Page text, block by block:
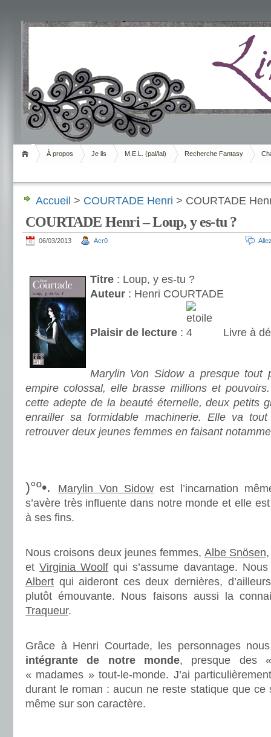
Livrement
À propos Je lis M.E.L. (pal/lal) Recherche Fantasy
Accueil > COURTADE Henri > COURTADE
COURTADE Henri – Loup, y es-tu ?
06/03/2013 Acr0
Titre : Loup, y es-tu ?
Auteur : Henri COURTADE
Plaisir de lecture :
Livre à
Marylin Von Sidow a presque tout
empire colossal, elle brasse millions et
cette adepte de la beauté éternelle, deux petits
enrailler sa formidable machinerie. Elle va
retrouver deux jeunes femmes en faisant
)°º•. Marylin Von Sidow est l’incarnation
s’avère très influente dans notre monde et elle
à ses fins.
Nous croisons deux jeunes femmes, Albe Snösen
etVirginia Woolf qui s’assume davantage.
Albert qui aideront ces deux dernières,
plutôt émouvante. Nous faisons aussi la
Traqueur.
Grâce à Henri Courtade, les personnages
intégrante de notre monde, presque des
« madames » tout-le-monde. J’ai
durant le roman : aucun ne reste statique que ce
même sur son caractère.